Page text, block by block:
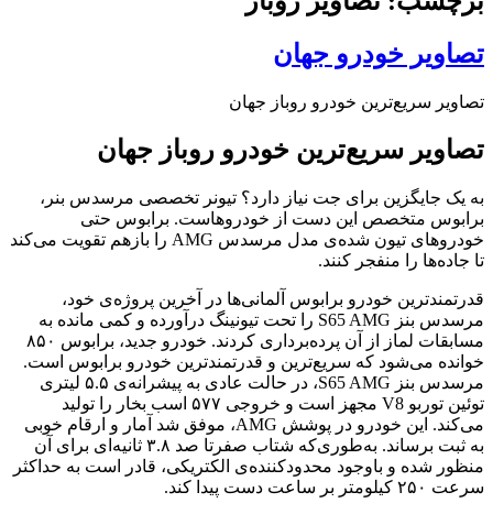
تصاویر خودرو جهان
تصاویر سریع‌ترین خودرو روباز جهان
تصاویر سریع‌ترین خودرو روباز جهان
به یک جایگزین برای جت نیاز دارد؟ تیونر تخصصی مرسدس بنر،
برابوس متخصص این دست از خودروهاست. برابوس حتی
خودرو‌های تیون شده‌ی مدل مرسدس AMG را بازهم تقویت می‌کند
تا جاده‌‌ها را منفجر کنند.
قدرتمندترین خودرو برابوس آلمانی‌‌ها در آخرین پروژه‌ی خود،
مرسدس بنز S65 AMG را تحت تیونینگ درآورده و کمی مانده به
مسابقات لماز از آن پرده‌برداری کردند. خودرو جدید، برابوس ۸۵۰
خوانده می‌شود که سریع‌ترین و قدرتمندترین خودرو برابوس است.
مرسدس بنز S65 AMG، در حالت عادی به پیشرانه‌ی ۵.۵ لیتری
توئین توربو V8 مجهز است و خروجی ۵۷۷ اسب بخار را تولید
می‌کند. این خودرو در پوشش AMG، موفق شد آمار و ارقام خوبی
به ثبت برساند. به‌طوری‌که شتاب صفرتا صد ۳.۸ ثانیه‌ای برای آن
منظور شده و باوجود محدودکننده‌ی الکتریکی، قادر است به حداکثر
سرعت ۲۵۰ کیلومتر بر ساعت دست پیدا کند.